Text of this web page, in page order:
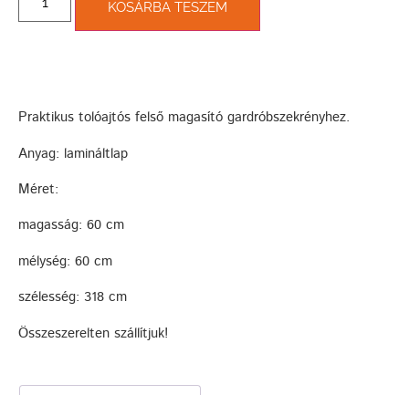
KOSÁRBA TESZEM
Praktikus tolóajtós felső magasító gardróbszekrényhez.
Anyag: lamináltlap
Méret:
magasság: 60 cm
mélység: 60 cm
szélesség: 318 cm
Összeszerelten szállítjuk!